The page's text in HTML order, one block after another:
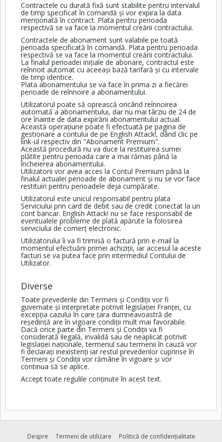
Contractele cu durată fixă sunt stabilite pentru intervalul
de timp specificat în comandă și vor expira la data
menționată în contract. Plata pentru perioada
respectivă se va face la momentul creării contractului.
Contractele de abonament sunt valabile pe toată
perioada specificată în comandă. Plata pentru perioada
respectivă se va face la momentul creării contractului.
La finalul perioadei inițiale de abonare, contractul este
reînnoit automat cu aceeași bază tarifară și cu intervale
de timp identice.
Plata abonamentului se va face în prima zi a fiecărei
perioade de reînnoire a abonamentului.
Utilizatorul poate să oprească oricând reînnoirea
automată a abonamentului, dar nu mai târziu de 24 de
ore înainte de data expirării abonamentului actual.
Această operațiune poate fi efectuată pe pagina de
gestionare a contului de pe English Attack!, dând clic pe
link-ul respectiv din "Abonament Premium".
Această procedură nu va duce la restituirea sumei
plătite pentru perioada care a mai rămas până la
încheierea abonamentului.
Utilizatorii vor avea acces la Contul Premium până la
finalul actualei perioade de abonament și nu se vor face
restituiri pentru perioadele deja cumpărate.
Utilizatorul este unicul responsabil pentru plata
Serviciului prin card de debit sau de credit conectat la un
cont bancar. English Attack! nu se face responsabil de
eventualele probleme de plată apărute la folosirea
serviciului de comerț electronic.
Utilizatorului îi va fi trimisă o factură prin e-mail la
momentul efectuării primei achiziții, iar accesul la aceste
facturi se va putea face prin intermediul Contului de
Utilizator.
Diverse
Toate prevederile din Termeni și Condiții vor fi
guvernate și interpretate potrivit legislației Franței, cu
excepția cazului în care țara dumneavoastră de
reședință are în vigoare condiții mult mai favorabile.
Dacă orice parte din Termeni și Condiții va fi
considerată ilegală, invalidă sau de neaplicat potrivit
legislației naționale, termenul sau termenii în cauză vor
fi declarați inexistenți iar restul prevederilor cuprinse în
Termeni și Condiții vor rămâne în vigoare și vor
continua să se aplice.
Accept toate regulile conținute în acest text.
Despre Termeni de utilizare Politică de confidențialitate